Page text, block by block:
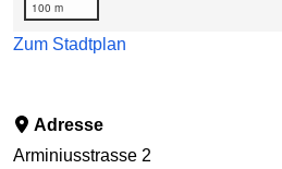
100 m
Zum Stadtplan
Adresse
Arminiusstrasse 2